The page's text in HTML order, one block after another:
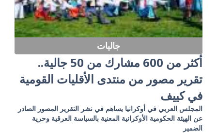
جاليات
أكثر من 600 مشارك من 50 جالية..
تقرير مصور من منتدى الأقليات القومية
في كييف
المجلس العربي في أوكرانيا يساهم في نشر التقرير المصور الصادر
عن الهيئة الحكومية الأوكرانية المعنية بالسياسة العرقية وحرية
الضمير